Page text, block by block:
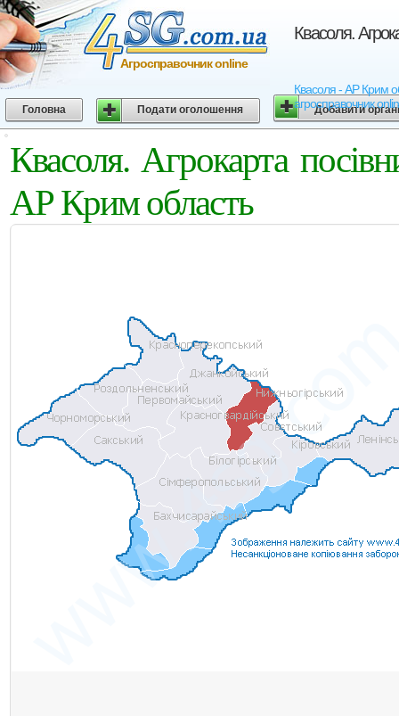
Квасоля.
Квасоля - АР Крим
агросправочник
Агросправочник online
Головна Подати оголошення Добавити
Квасоля. Агрокарта
АР Крим область